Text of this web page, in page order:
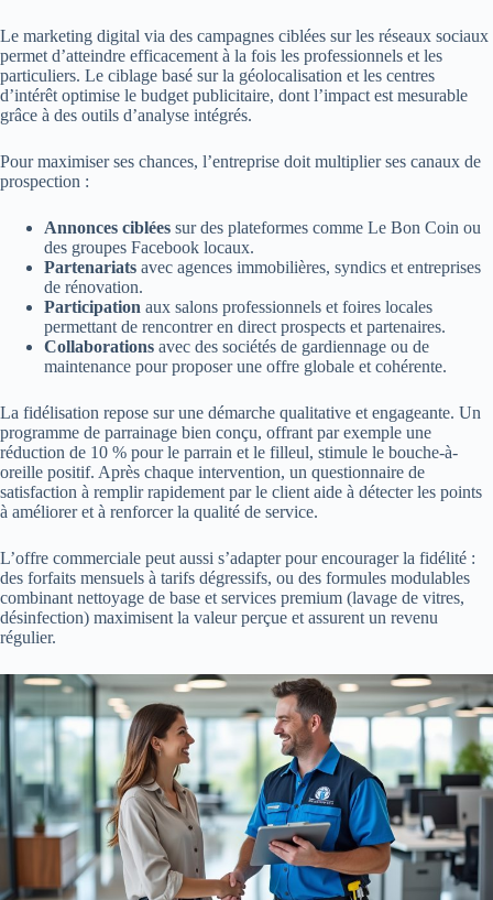
Le marketing digital via des campagnes ciblées sur les réseaux sociaux
permet d’atteindre efficacement à la fois les professionnels et les
particuliers. Le ciblage basé sur la géolocalisation et les centres
d’intérêt optimise le budget publicitaire, dont l’impact est mesurable
grâce à des outils d’analyse intégrés.
Pour maximiser ses chances, l’entreprise doit multiplier ses canaux de
prospection :
Annonces ciblées sur des plateformes comme Le Bon Coin ou
des groupes Facebook locaux.
Partenariats avec agences immobilières, syndics et entreprises
de rénovation.
Participation aux salons professionnels et foires locales
permettant de rencontrer en direct prospects et partenaires.
Collaborations avec des sociétés de gardiennage ou de
maintenance pour proposer une offre globale et cohérente.
La fidélisation repose sur une démarche qualitative et engageante. Un
programme de parrainage bien conçu, offrant par exemple une
réduction de 10 % pour le parrain et le filleul, stimule le bouche-à-
oreille positif. Après chaque intervention, un questionnaire de
satisfaction à remplir rapidement par le client aide à détecter les points
à améliorer et à renforcer la qualité de service.
L’offre commerciale peut aussi s’adapter pour encourager la fidélité :
des forfaits mensuels à tarifs dégressifs, ou des formules modulables
combinant nettoyage de base et services premium (lavage de vitres,
désinfection) maximisent la valeur perçue et assurent un revenu
régulier.